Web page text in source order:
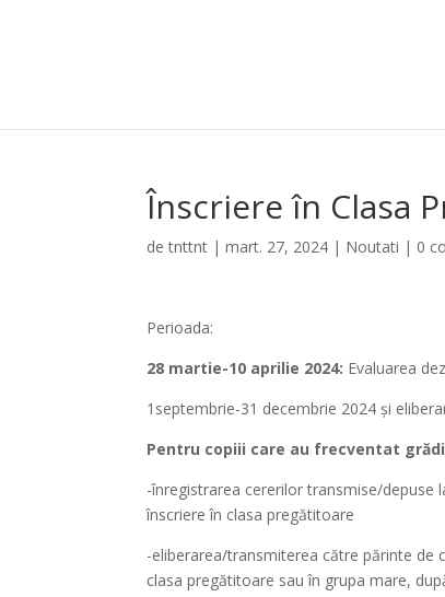
Înscriere în Clasa
detnttnt |mart. 27, 2024 | Noutati | 0
Perioada:
28 martie-10 aprilie 2024: Evaluarea
1septembrie-31 decembrie 2024 şi
Pentru copiii care au frecventat
-înregistrarea cererilor transmise/
înscriere în clasa pregătitoare
-eliberarea/transmiterea către părinte de
clasa pregătitoare sau în grupa mare,